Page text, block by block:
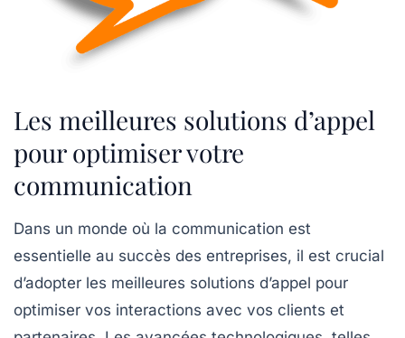
Les meilleures solutions d’appel
pour optimiser votre
communication
Dans un monde où la communication est
essentielle au succès des entreprises, il est crucial
d’adopter les meilleures solutions d’appel pour
optimiser vos interactions avec vos clients et